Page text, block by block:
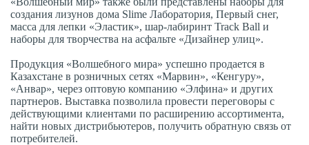
создания лизунов дома Slime Лаборатория, Первый снег,
масса для лепки «Эластик», шар-лабиринт Track Ball и
наборы для творчества на асфальте «Дизайнер улиц».
Продукция «Волшебного мира» успешно продается в
Казахстане в розничных сетях «Марвин», «Кенгуру»,
«Анвар», через оптовую компанию «Элфина» и других
партнеров. Выставка позволила провести переговоры с
действующими клиентами по расширению ассортимента,
найти новых дистрибьютеров, получить обратную связь от
потребителей.